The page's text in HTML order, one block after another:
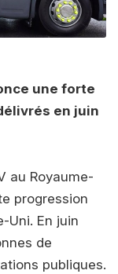
une forte
en juin
au Royaume-
progression
Uni. En juin
de
publiques.